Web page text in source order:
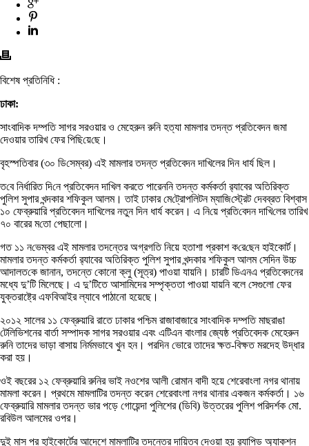
বিশেষ প্রতিনিধি :
ঢাকা:
সাংবাদিক দম্পতি সাগর সরওয়ার ও মেহেরুন রুনি হত্যা মামলার তদন্ত প্রতিবেদন জমা
দেওয়ার তারিখ ‌ফের পি‌ছি‌য়ে‌ছে।
বৃহস্প‌তিবার (৩০ ডি‌সেম্বর) এই মামলার তদন্ত প্রতিবেদন দাখিলের দিন ধার্য ছিল।
ত‌বে নির্ধা‌রিত দি‌নে প্রতিবেদন দাখিল করতে পারেননি তদন্ত কর্মকর্তা র‍্যাবের অতিরিক্ত
পুলিশ সুপার খন্দকার শফিকুল আলম। তাই ঢাকার মে‌ট্রোপ‌লিটন ম্যা‌জি‌স্ট্রেট দেবব্রত বিশ্বাস
১০ ফেব্রুয়া‌রি প্রতিবেদন দাখিলের নতুন দিন ধার্য করেন। এ নি‌য়ে প্রতি‌বেদন দা‌খি‌লের তা‌রিখ
৭০ বারের ম‌তো পেছালো।
গত ১১ ন‌ভেম্বর এই মামলার তদন্তের অগ্রগতি নিয়ে হতাশা প্রকাশ ক‌রে‌ছেন হাইকোর্ট।
মামলার তদন্ত কর্মকর্তা ‍র‌্যাবের অতিরিক্ত পুলিশ সুপার খন্দকার শফিকুল আলম সে‌দিন উচ্চ
আদালত‌কে জানান, তদন্তে কোনো ক্লু (সূত্র) পাওয়া যায়নি। চারটি ডিএনএ প্রতিবেদনের
মধ্যে দু’টি মিলেছে। এ দু’টিতে আসামিদের সম্পৃক্ততা পাওয়া যায়নি বলে সেগুলো ফের
যুক্তরাষ্ট্রে এফবিআইর ল্যাবে পাঠানো হয়েছে।
২০১২ সালের ১১ ফেব্রুয়ারি রাতে ঢাকার পশ্চিম রাজাবাজারে সাংবাদিক দম্পতি মাছরাঙা
টেলিভিশনের বার্তা সম্পাদক সাগর সরওয়ার এবং এটিএন বাংলার জ্যেষ্ঠ প্রতিবেদক মেহেরুন
রুনি তাদের ভাড়া বাসায় নির্মমভাবে খুন হন। পরদিন ভোরে তাদের ক্ষত-বিক্ষত মরদেহ উদ্ধার
করা হয়।
ওই বছরের ১২ ফেব্রুয়ারি রুনির ভাই নওশের আলী রোমান বাদী হয়ে শেরেবাংলা নগর থানায়
মামলা করেন। প্রথমে মামলাটির তদন্ত করেন শেরেবাংলা নগর থানার একজন কর্মকর্তা। ১৬
ফেব্রুয়ারি মামলার তদন্ত ভার পড়ে গোয়েন্দা পুলিশের (ডিবি) উত্তরের পুলিশ পরিদর্শক মো.
রবিউল আলমের ওপর।
দুই মাস পর হাইকোর্টের আদেশে মামলাটির তদন্তের দায়িত্ব দেওয়া হয় র‌্যাপিড অ্যাকশন